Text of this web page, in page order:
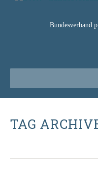
Bundesverband
TAG